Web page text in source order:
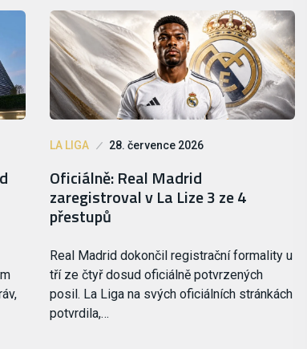
LA LIGA 28. července 2026
Oficiálně: Real Madrid
zaregistroval v La Lize 3 ze 4
přestupů
Real Madrid dokončil registrační formality u
tří ze čtyř dosud oficiálně potvrzených
posil. La Liga na svých oficiálních stránkách
potvrdila,…